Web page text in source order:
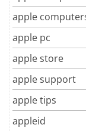
apple
apple pc
apple store
apple support
apple tips
appleid